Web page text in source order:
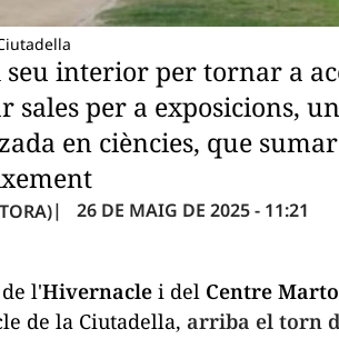
interior per tornar a
sales per a exposicions,
en ciències, que
26 DE MAIG DE 2025 - 11:21
l'Hivernacle i del Centre
de la Ciutadella, arriba el torn